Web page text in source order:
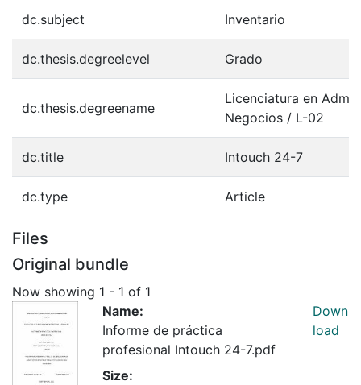
dc.subject Inventario
dc.thesis.degreelevel Grado
dc.thesis.degreename
Licenciatura en
Negocios / L-02
dc.title Intouch 24-7
dc.type Article
Files
Original bundle
Now showing 1 - 1 of 1
Name:
Informe de práctica
profesional Intouch 24-7.pdf
Size:
Down
load